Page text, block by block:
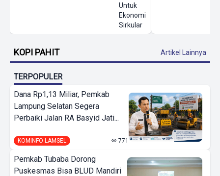
Untuk
Ekonomi
Sirkular
KOPI PAHIT Artikel Lainnya
TERPOPULER
Dana Rp1,13 Miliar, Pemkab
Lampung Selatan Segera
Perbaiki Jalan RA Basyid Jati...
KOMINFO LAMSEL 771
Pemkab Tubaba Dorong
Puskesmas Bisa BLUD Mandiri